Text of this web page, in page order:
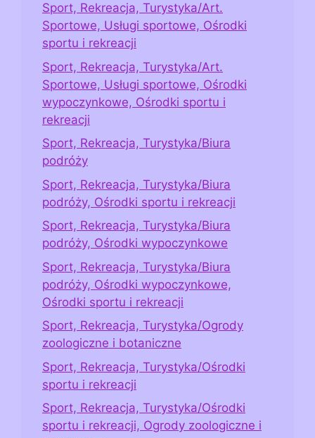
Sport, Rekreacja, Turystyka/Art.
Sportowe, Usługi sportowe, Ośrodki
sportu i rekreacji
Sport, Rekreacja, Turystyka/Art.
Sportowe, Usługi sportowe, Ośrodki
wypoczynkowe, Ośrodki sportu i
rekreacji
Sport, Rekreacja, Turystyka/Biura
podróży
Sport, Rekreacja, Turystyka/Biura
podróży, Ośrodki sportu i rekreacji
Sport, Rekreacja, Turystyka/Biura
podróży, Ośrodki wypoczynkowe
Sport, Rekreacja, Turystyka/Biura
podróży, Ośrodki wypoczynkowe,
Ośrodki sportu i rekreacji
Sport, Rekreacja, Turystyka/Ogrody
zoologiczne i botaniczne
Sport, Rekreacja, Turystyka/Ośrodki
sportu i rekreacji
Sport, Rekreacja, Turystyka/Ośrodki
sportu i rekreacji, Ogrody zoologiczne i